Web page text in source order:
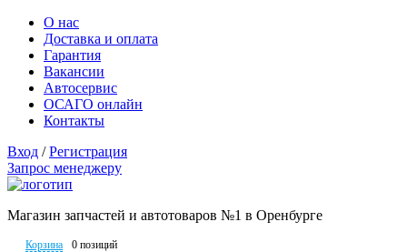
О нас
Доставка и оплата
Гарантия
Вакансии
Автосервис
ОСАГО онлайн
Контакты
Вход / Регистрация
Запрос менеджеру
Магазин запчастей и автотоваров №1 в Оренбурге
Корзина
0 позиций